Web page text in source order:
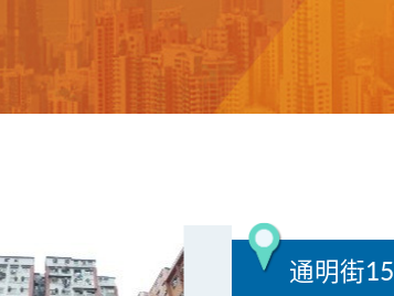
通明街